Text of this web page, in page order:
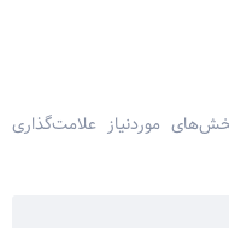
موردنیاز علامت‌گذاری